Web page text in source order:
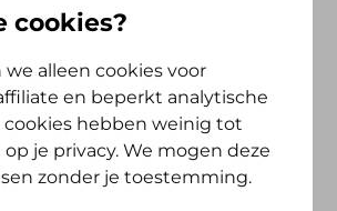
Budget (pgb) heb je
uren zorg gebaseerd op de
indicatie. Je kunt zorg inzetten
of via een kennis,
Er gelden maximale
informele of formele zorg. Je
cookies?
we alleen cookies voor
en beperkt analytische
cookies hebben weinig tot
je privacy. We mogen deze
zonder je toestemming.